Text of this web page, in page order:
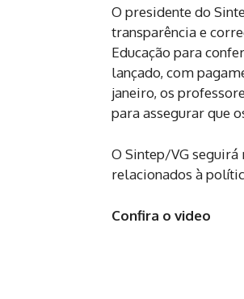
O presidente do
transparência e
Educação para
lançado, com
janeiro, os
para assegurar que
O Sintep/VG
relacionados à
Confira o video